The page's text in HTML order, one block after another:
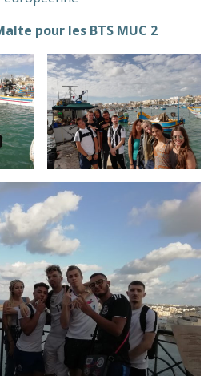
pour les BTS MUC 2